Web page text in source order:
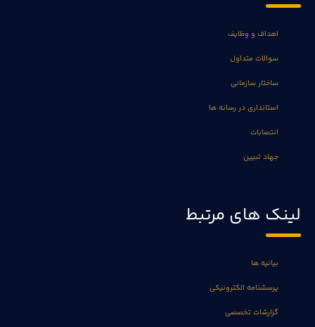
اهداف و وظایف
سوالات متداول
ساختار سازمانی
استانداری در رسانه ها
انتصابات
جهاد تبیین
لینک های مرتبط
بیانیه ها
پرسشنامه الکترونیکی
گزارشات تخصصی